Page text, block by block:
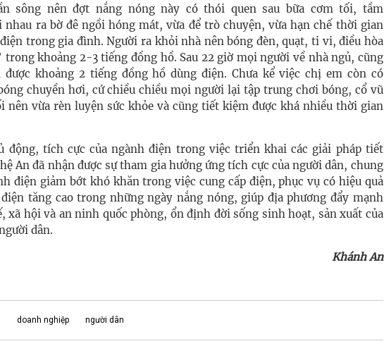
sông nên đợt nắng nóng này có thói quen sau bữa cơm tối, tầm
nhau ra bờ đê ngồi hóng mát, vừa để trò chuyện, vừa hạn chế thời gian
trong gia đình. Người ra khỏi nhà nên bóng đèn, quạt, ti vi, điều hòa
khoảng 2-3 tiếng đồng hồ. Sau 22 giờ mọi người về nhà ngủ, cũng
khoảng 2 tiếng đồng hồ dùng điện. Chưa kể việc chị em còn có
chuyền hơi, cứ chiều chiều mọi người lại tập trung chơi bóng, cổ vũ
nên vừa rèn luyện sức khỏe và cũng tiết kiệm được khá nhiều thời gian
động, tích cực của ngành điện trong việc triển khai các giải pháp tiết
An đã nhận được sự tham gia hưởng ứng tích cực của người dân, chung
điện giảm bớt khó khăn trong việc cung cấp điện, phục vụ có hiệu quả
tăng cao trong những ngày nắng nóng, giúp địa phương đẩy mạnh
xã hội và an ninh quốc phòng, ổn định đời sống sinh hoạt, sản xuất của
dân.
Khánh An
doanh nghiệp người dân